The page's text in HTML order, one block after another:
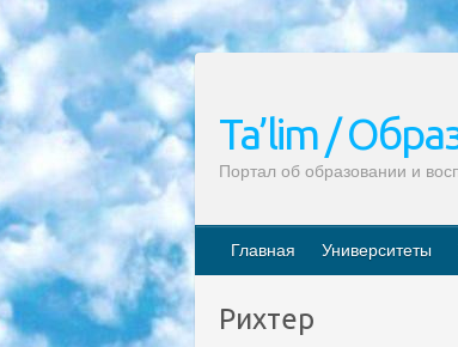
Ta’lim /
Портал об образовании и
Главная Университеты
Рихтер